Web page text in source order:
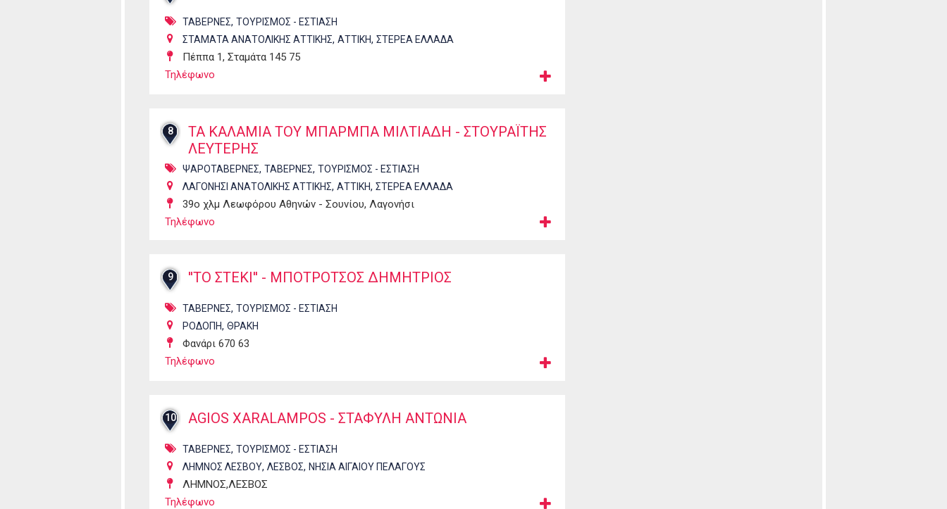
ΤΑΒΕΡΝΕΣ, ΤΟΥΡΙΣΜΟΣ - ΕΣΤΙΑΣΗ
ΣΤΑΜΑΤΑ ΑΝΑΤΟΛΙΚΗΣ ΑΤΤΙΚΗΣ, ΑΤΤΙΚΗ, ΣΤΕΡΕΑ ΕΛΛΑΔΑ
Πέππα 1, Σταμάτα 145 75
Τηλέφωνο
8
ΤΑ ΚΑΛΑΜΙΑ ΤΟΥ ΜΠΑΡΜΠΑ ΜΙΛΤΙΑΔΗ - ΣΤΟΥΡΑΪΤΗΣ
ΛΕΥΤΕΡΗΣ
ΨΑΡΟΤΑΒΕΡΝΕΣ, ΤΑΒΕΡΝΕΣ, ΤΟΥΡΙΣΜΟΣ - ΕΣΤΙΑΣΗ
ΛΑΓΟΝΗΣΙ ΑΝΑΤΟΛΙΚΗΣ ΑΤΤΙΚΗΣ, ΑΤΤΙΚΗ, ΣΤΕΡΕΑ ΕΛΛΑΔΑ
39ο χλμ Λεωφόρου Αθηνών - Σουνίου, Λαγονήσι
Τηλέφωνο
9 ''ΤΟ ΣΤΕΚΙ'' - ΜΠΟΤΡΟΤΣΟΣ ΔΗΜΗΤΡΙΟΣ
ΤΑΒΕΡΝΕΣ, ΤΟΥΡΙΣΜΟΣ - ΕΣΤΙΑΣΗ
ΡΟΔΟΠΗ, ΘΡΑΚΗ
Φανάρι 670 63
Τηλέφωνο
10 AGIOS XARALAMPOS - ΣΤΑΦΥΛΗ ΑΝΤΩΝΙΑ
ΤΑΒΕΡΝΕΣ, ΤΟΥΡΙΣΜΟΣ - ΕΣΤΙΑΣΗ
ΛΗΜΝΟΣ ΛΕΣΒΟΥ, ΛΕΣΒΟΣ, ΝΗΣΙΑ ΑΙΓΑΙΟΥ ΠΕΛΑΓΟΥΣ
ΛΗΜΝΟΣ,ΛΕΣΒΟΣ
Τηλέφωνο